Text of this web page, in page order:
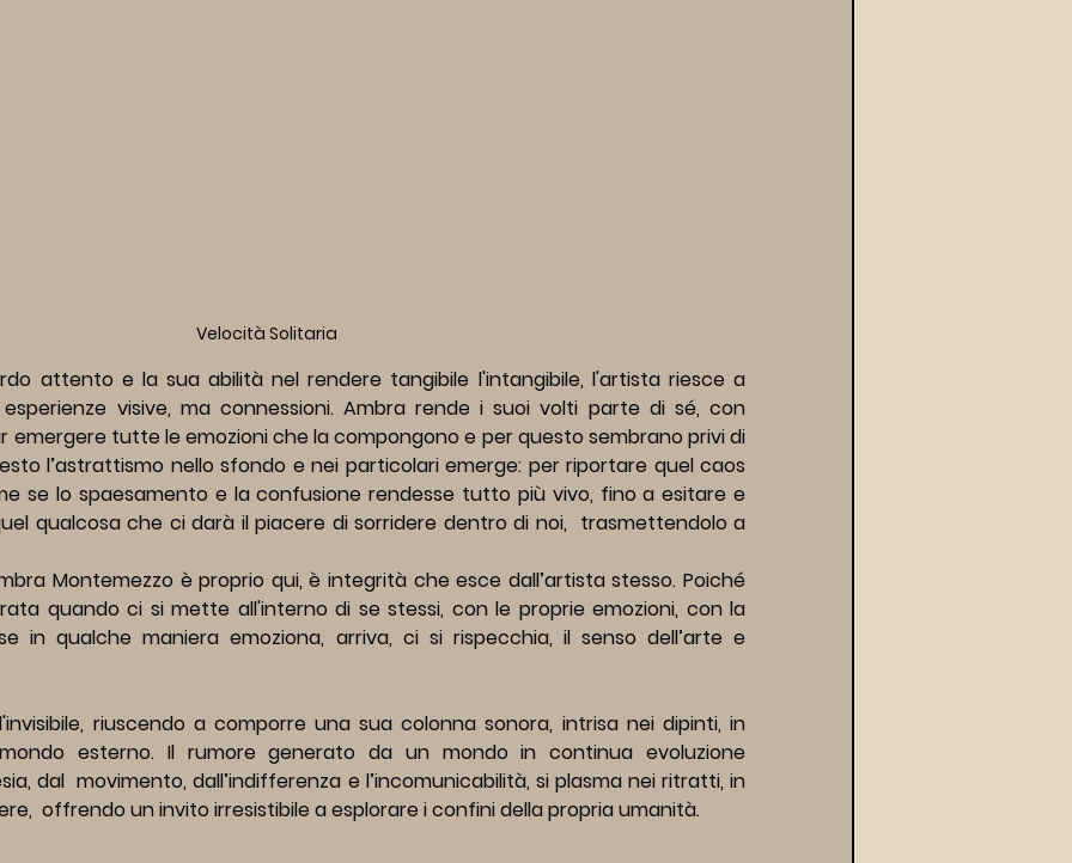
Velocità Solitaria
attento e la sua abilità nel rendere tangibile l'intangibile, l'artista riesce a
visive, ma connessioni. Ambra rende i suoi volti parte di sé, con
emergere tutte le emozioni che la compongono e per questo sembrano privi di
l’astrattismo nello sfondo e nei particolari emerge: per riportare quel caos
se lo spaesamento e la confusione rendesse tutto più vivo, fino a esitare e
qualcosa che ci darà il piacere di sorridere dentro di noi,  trasmettendolo a
Montemezzo è proprio qui, è integrità che esce dall’artista stesso. Poiché
quando ci si mette all'interno di se stessi, con le proprie emozioni, con la
in qualche maniera emoziona, arriva, ci si rispecchia, il senso dell’arte e
riuscendo a comporre una sua colonna sonora, intrisa nei dipinti, in
esterno. Il rumore generato da un mondo in continua evoluzione
dal  movimento, dall’indifferenza e l’incomunicabilità, si plasma nei ritratti, in
offrendo un invito irresistibile a esplorare i confini della propria umanità.